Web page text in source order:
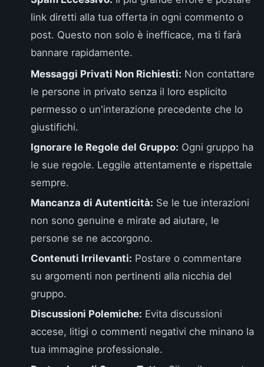
link diretti alla tua offerta in ogni commento o
post. Questo non solo è inefficace, ma ti farà
bannare rapidamente.
Messaggi Privati Non Richiesti: Non contattare
le persone in privato senza il loro esplicito
permesso o un'interazione precedente che lo
giustifichi.
Ignorare le Regole del Gruppo: Ogni gruppo ha
le sue regole. Leggile attentamente e rispettale
sempre.
Mancanza di Autenticità: Se le tue interazioni
non sono genuine e mirate ad aiutare, le
persone se ne accorgono.
Contenuti Irrilevanti: Postare o commentare
su argomenti non pertinenti alla nicchia del
gruppo.
Discussioni Polemiche: Evita discussioni
accese, litigi o commenti negativi che minano la
tua immagine professionale.